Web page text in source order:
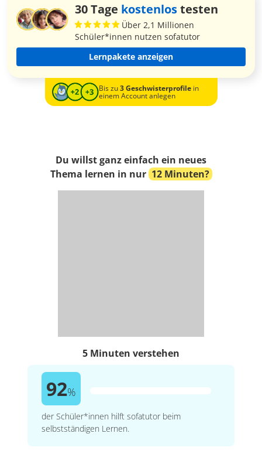
30 Tage kostenlostesten
Über 2,1 Millionen
Schüler*innen nutzen sofatutor
Lernpakete anzeigen
Bis zu3 Geschwisterprofilein
einem Account anlegen
Du willst ganz einfach ein neues
Thema lernen in nur 12 Minuten?
5 Minuten verstehen
92%
der Schüler*innen hilft sofatutor beim
selbstständigen Lernen.